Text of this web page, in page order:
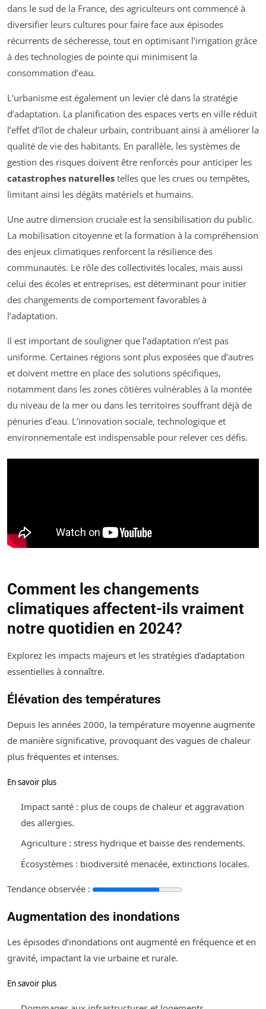
dans le sud de la France, des agriculteurs ont commencé à
diversifier leurs cultures pour faire face aux épisodes
récurrents de sécheresse, tout en optimisant l’irrigation grâce
à des technologies de pointe qui minimisent la
consommation d’eau.
L’urbanisme est également un levier clé dans la stratégie
d’adaptation. La planification des espaces verts en ville réduit
l’effet d’îlot de chaleur urbain, contribuant ainsi à améliorer la
qualité de vie des habitants. En parallèle, les systèmes de
gestion des risques doivent être renforcés pour anticiper les
catastrophes naturelles telles que les crues ou tempêtes,
limitant ainsi les dégâts matériels et humains.
Une autre dimension cruciale est la sensibilisation du public.
La mobilisation citoyenne et la formation à la compréhension
des enjeux climatiques renforcent la résilience des
communautés. Le rôle des collectivités locales, mais aussi
celui des écoles et entreprises, est déterminant pour initier
des changements de comportement favorables à
l’adaptation.
Il est important de souligner que l’adaptation n’est pas
uniforme. Certaines régions sont plus exposées que d’autres
et doivent mettre en place des solutions spécifiques,
notamment dans les zones côtières vulnérables à la montée
du niveau de la mer ou dans les territoires souffrant déjà de
pénuries d’eau. L’innovation sociale, technologique et
environnementale est indispensable pour relever ces défis.
Comment les changements
climatiques affectent-ils vraiment
notre quotidien en 2024?
Explorez les impacts majeurs et les stratégies d’adaptation
essentielles à connaître.
Élévation des températures
Depuis les années 2000, la température moyenne augmente
de manière significative, provoquant des vagues de chaleur
plus fréquentes et intenses.
En savoir plus
Impact santé : plus de coups de chaleur et aggravation
des allergies.
Agriculture : stress hydrique et baisse des rendements.
Écosystèmes : biodiversité menacée, extinctions locales.
Tendance observée :
Augmentation des inondations
Les épisodes d’inondations ont augmenté en fréquence et en
gravité, impactant la vie urbaine et rurale.
En savoir plus